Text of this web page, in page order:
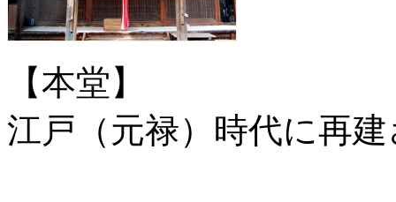
【本堂】
江戸（元禄）時代に再